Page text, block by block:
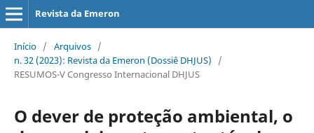
Revista da Emeron
Início / Arquivos /
n. 32 (2023): Revista da Emeron (Dossiê DHJUS)
/
RESUMOS-V Congresso Internacional DHJUS
O dever de proteção ambiental, o